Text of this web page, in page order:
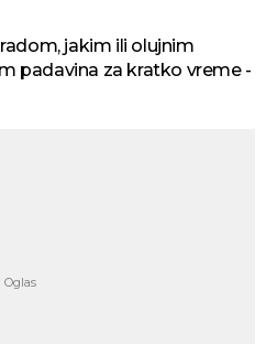
jakim ili olujnim
padavina za kratko vreme -